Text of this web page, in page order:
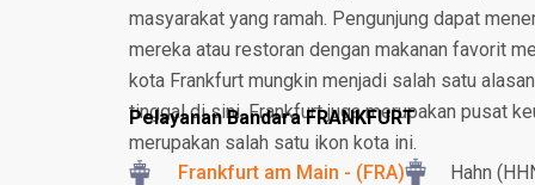
masyarakat yang ramah. Pengunjung dapat
mereka atau restoran dengan makanan favorit
kota Frankfurt mungkin menjadi salah satu
tinggal di sini. Frankfurt juga merupakan pusat
merupakan salah satu ikon kota ini.
Pelayanan Bandara FRANKFURT
Frankfurt am Main - (FRA) Hahn